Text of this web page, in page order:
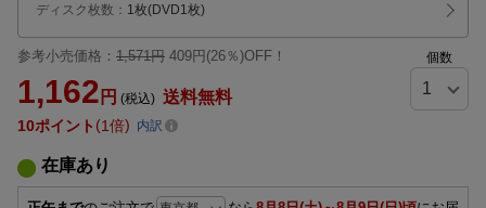
ディスク枚数 ： 1枚(DVD1枚)
参考小売価格： 1,571円 409円(26％)OFF！
1,162 円 (税込) 送料無料
個数
10ポイント 1倍 内訳
在庫あり